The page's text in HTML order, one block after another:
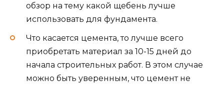
обзор на тему какой щебень лучше
использовать для фундамента.
Что касается цемента, то лучше всего
приобретать материал за 10-15 дней до
начала строительных работ. В этом случае
можно быть уверенным, что цемент не